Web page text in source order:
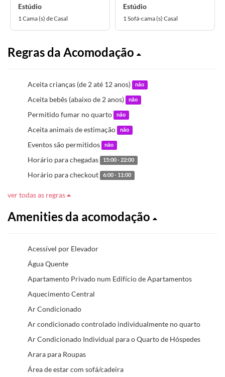
Estúdio
1 Cama (s) de Casal
Estúdio
1 Sofá-cama (s) Casal
Regras da Acomodação
Aceita crianças (de 2 até 12 anos) não
Aceita bebês (abaixo de 2 anos) não
Permitido fumar no quarto não
Aceita animais de estimação não
Eventos são permitidos não
Horário para chegadas 15:00 - 22:00
Horário para checkout 6:00 - 11:00
ver todas as regras
Amenities da acomodação
Acessível por Elevador
Água Quente
Apartamento Privado num Edifício de Apartamentos
Aquecimento Central
Ar Condicionado
Ar condicionado controlado individualmente no quarto
Ar Condicionado Individual para o Quarto de Hóspedes
Arara para Roupas
Área de estar com sofá/cadeira